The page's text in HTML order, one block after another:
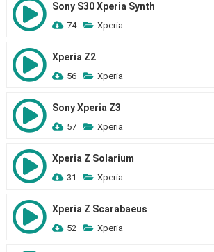
Sony S30 Xperia Synth
74 Xperia
Xperia Z2
56 Xperia
Sony Xperia Z3
57 Xperia
Xperia Z Solarium
31 Xperia
Xperia Z Scarabaeus
52 Xperia